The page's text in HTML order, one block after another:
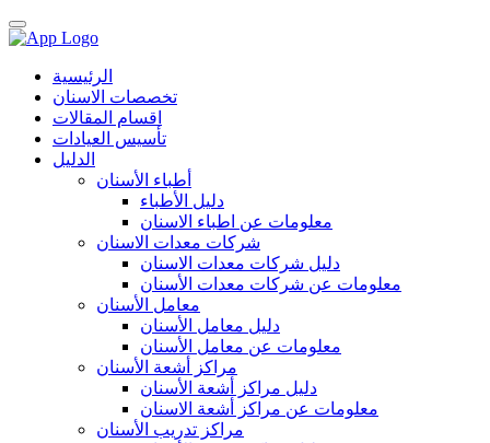
الرئيسية
تخصصات الاسنان
اقسام المقالات
تأسيس العيادات
الدليل
أطباء الأسنان
دليل الأطباء
معلومات عن اطباء الاسنان
شركات معدات الاسنان
دليل شركات معدات الاسنان
معلومات عن شركات معدات الأسنان
معامل الأسنان
دليل معامل الأسنان
معلومات عن معامل الأسنان
مراكز أشعة الأسنان
دليل مراكز أشعة الأسنان
معلومات عن مراكز أشعة الاسنان
مراكز تدريب الأسنان